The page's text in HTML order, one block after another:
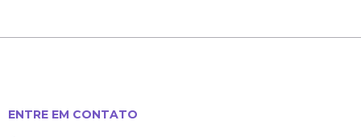
ENTRE EM CONTATO